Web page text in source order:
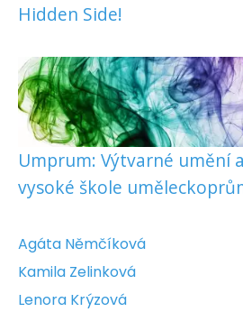
Hidden Side!
Umprum: Výtvarné umění
vysoké škole
Agáta Němčíková
Kamila Zelinková
Lenora Krýzová